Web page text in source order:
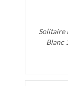
Solitaire
Blanc